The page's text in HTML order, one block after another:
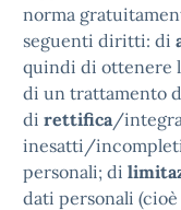
norma
seguenti diritti: di
quindi di ottenere
di un trattamento
di rettifica/
inesatti/
personali; di
dati personali